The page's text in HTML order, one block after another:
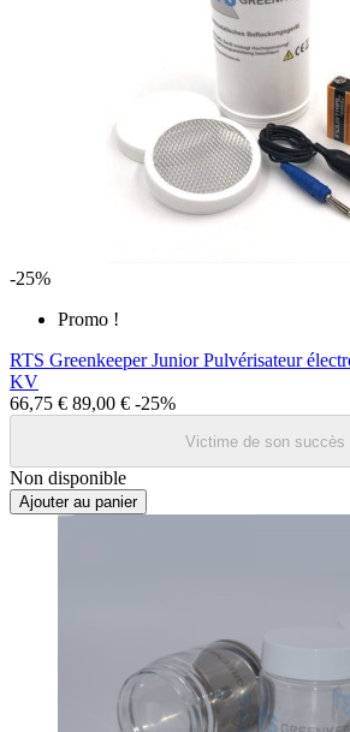
-25%
Promo !
RTS Greenkeeper Junior Pulvérisateur
KV
66,75 € 89,00 € -25%
Victime de son succès
Non disponible
Ajouter au panier